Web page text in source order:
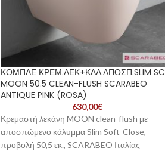
ΚΟΜΠΛΕ ΚΡΕΜ.ΛΕΚ+ΚΑΛ.ΑΠΟΣΠ.SLIM SC
MOON 50.5 CLEAN-FLUSH SCARABEO
ANTIQUE PINK (ROSA)
630,00€
Κρεμαστή λεκάνη MOON clean-flush με
αποσπώμενο κάλυμμα Slim Soft-Close,
προβολή 50,5 εκ., SCARABEO Ιταλίας